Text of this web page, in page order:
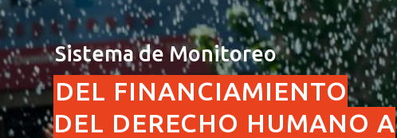
Sistema de Monitoreo
DEL FINANCIAMIENTO
DEL DERECHO HUMANO A